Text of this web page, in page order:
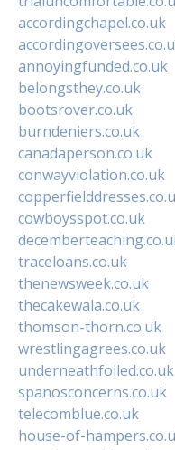
accordingchapel.co.uk
annoyingfunded.co.uk
belongsthey.co.uk
bootsrover.co.uk
burndeniers.co.uk
canadaperson.co.uk
conwayviolation.co.uk
cowboysspot.co.uk
traceloans.co.uk
thenewsweek.co.uk
thecakewala.co.uk
thomson-thorn.co.uk
wrestlingagrees.co.uk
underneathfoiled.co.uk
spanosconcerns.co.uk
telecomblue.co.uk
house-of-